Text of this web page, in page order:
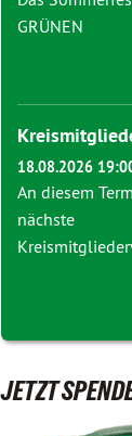
GRÜNEN
18.08.2026
An diesem
nächste
JETZT